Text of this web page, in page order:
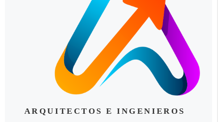
ARQUITECTOS E INGENIEROS